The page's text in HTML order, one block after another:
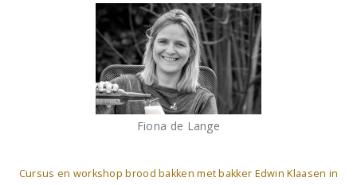
Fiona de Lange
Cursus en workshop brood bakken met bakker Edwin Klaasen in